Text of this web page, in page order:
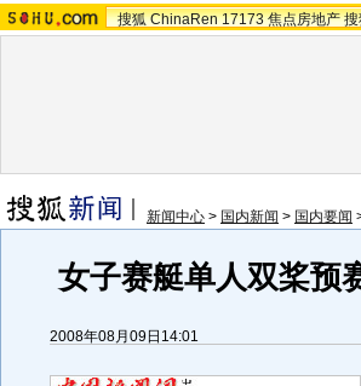
搜狐 ChinaRen 17173 焦点房地产 搜
新闻中心 > 国内新闻 > 国内要闻
女子赛艇单人双桨预
2008年08月09日14:01